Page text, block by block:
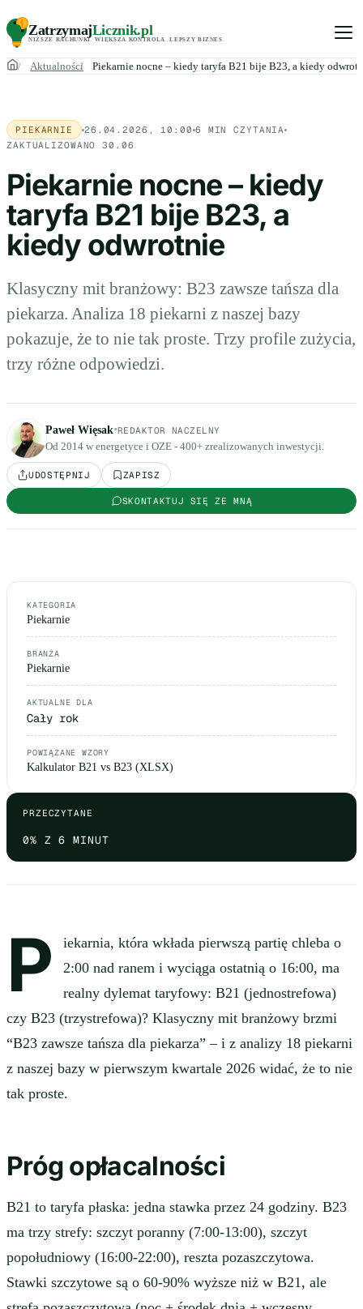
ZatrzymajLicznik.pl
NIŻSZE RACHUNKI. WIĘKSZA KONTROLA LEPSZY BIZNES
Aktualności Piekarnie nocne – kiedy taryfa B21 bije B23, a kiedy
PIEKARNIE 26.04.2026, 10:00 6 MIN CZYTANIA
ZAKTUALIZOWANO 30.06
Piekarnie nocne – kiedy
taryfa B21 bije B23, a
kiedy odwrotnie
Klasyczny mit branżowy: B23 zawsze tańsza dla
piekarza. Analiza 18 piekarni z naszej bazy
pokazuje, że to nie tak proste. Trzy profile zużycia,
trzy różne odpowiedzi.
Paweł Więsak·REDAKTOR NACZELNY
Od 2014 w energetyce i OZE - 400+ zrealizowanych inwestycji.
UDOSTĘPNIJ ZAPISZ
SKONTAKTUJ SIĘ ZE MNĄ
KATEGORIA
Piekarnie
BRANŻA
Piekarnie
AKTUALNE DLA
Cały rok
POWIĄZANE WZORY
Kalkulator B21 vs B23 (XLSX)
PRZECZYTANE
0% Z 6 MINUT
P
iekarnia, która wkłada pierwszą partię chleba o
2:00 nad ranem i wyciąga ostatnią o 16:00, ma
realny dylemat taryfowy: B21 (jednostrefowa)
czy B23 (trzystrefowa)? Klasyczny mit branżowy brzmi
“B23 zawsze tańsza dla piekarza” – i z analizy 18 piekarni
z naszej bazy w pierwszym kwartale 2026 widać, że to nie
tak proste.
Próg opłacalności
B21 to taryfa płaska: jedna stawka przez 24 godziny. B23
ma trzy strefy: szczyt poranny (7:00-13:00), szczyt
popołudniowy (16:00-22:00), reszta pozaszczytowa.
Stawki szczytowe są o 60-90% wyższe niż w B21, ale